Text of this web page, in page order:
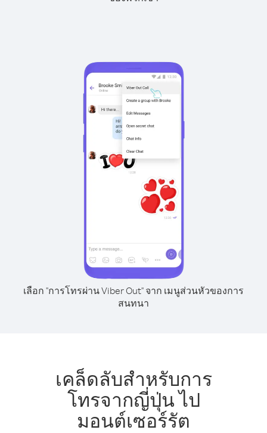
เลือก "การโทรผ่าน Viber Out" จาก เมนูส่วนหัวของการ
สนทนา
เคล็ดลับสำหรับการ
โทรจากญี่ปุ่น ไป
มอนต์เซอร์รัต